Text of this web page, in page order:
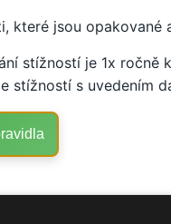
které jsou opakované
stížností je 1x ročně
stížností s uvedením